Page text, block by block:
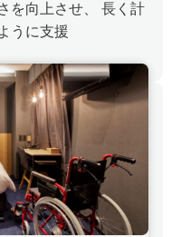
を向上させ、
長く計
うに支援